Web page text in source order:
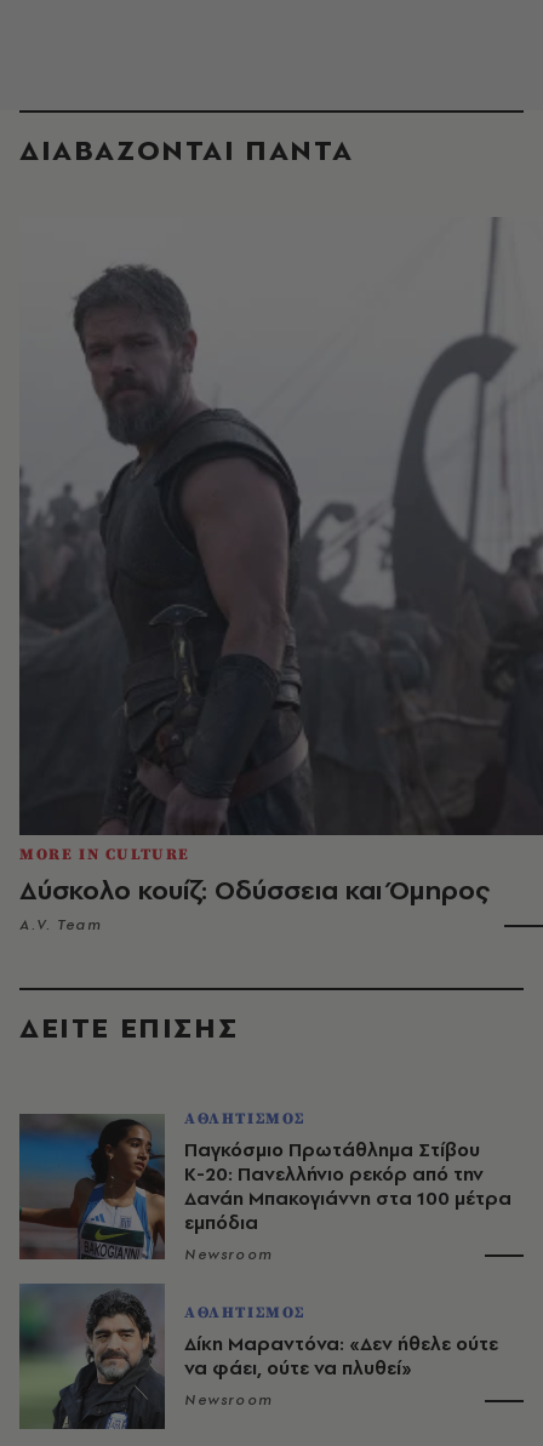
ΔΙΑΒΑΖΟΝΤΑΙ ΠΑΝΤΑ
MORE IN CULTURE
Δύσκολο κουίζ: Οδύσσεια και Όμηρος
A.V. Team
ΔΕΙΤΕ ΕΠΙΣΗΣ
ΑΘΛΗΤΙΣΜΟΣ
Παγκόσμιο Πρωτάθλημα Στίβου
Κ-20: Πανελλήνιο ρεκόρ από την
Δανάη Μπακογιάννη στα 100 μέτρα
εμπόδια
Newsroom
ΑΘΛΗΤΙΣΜΟΣ
Δίκη Μαραντόνα: «Δεν ήθελε ούτε
να φάει, ούτε να πλυθεί»
Newsroom